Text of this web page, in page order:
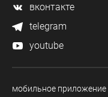
вконтакте
telegram
youtube
мобильное приложение